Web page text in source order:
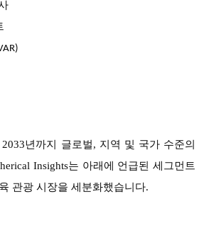
년까지 글로벌, 지역 및 국가 수준의
Insights는 아래에 언급된 세그먼트
관광 시장을 세분화했습니다.